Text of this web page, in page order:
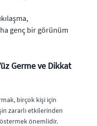
genç bir görünüm
Germe ve Dikkat
birçok kişi için
zararlı etkilerinden
önemlidir.